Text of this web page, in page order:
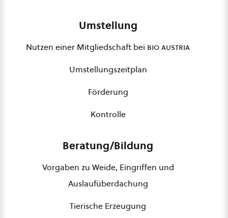
Umstellung
Nutzen einer Mitgliedschaft bei bio austria
Umstellungszeitplan
Förderung
Kontrolle
Beratung/Bildung
Vorgaben zu Weide, Eingriffen und
Auslaufüberdachung
Tierische Erzeugung